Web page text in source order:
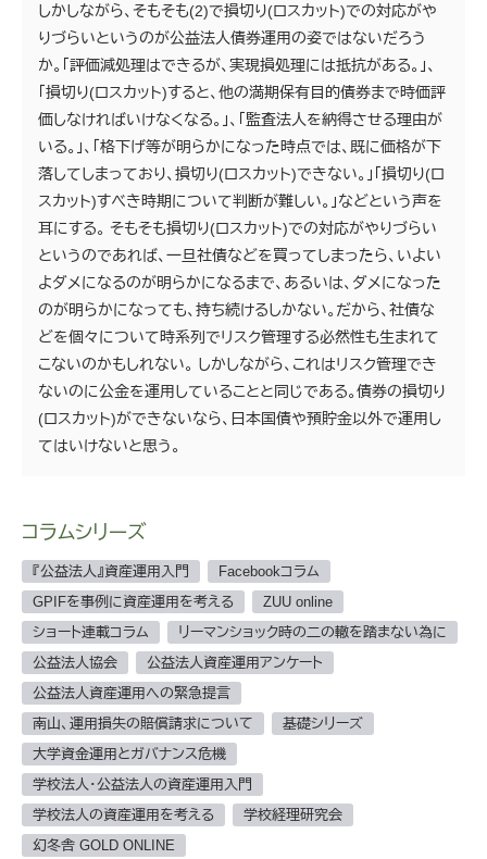
しかしながら、そもそも(2)で損切り(ロスカット)での対応がや
りづらいというのが公益法人債券運用の姿ではないだろう
か。「評価減処理はできるが、実現損処理には抵抗がある。」、
「損切り(ロスカット)すると、他の満期保有目的債券まで時価評
価しなければいけなくなる。」、「監査法人を納得させる理由が
いる。」、「格下げ等が明らかになった時点では、既に価格が下
落してしまっており、損切り(ロスカット)できない。」「損切り(ロ
スカット)すべき時期について判断が難しい。」などという声を
耳にする。 そもそも損切り(ロスカット)での対応がやりづらい
というのであれば、一旦社債などを買ってしまったら、いよい
よダメになるのが明らかになるまで、あるいは、ダメになった
のが明らかになっても、持ち続けるしかない。だから、社債な
どを個々について時系列でリスク管理する必然性も生まれて
こないのかもしれない。 しかしながら、これはリスク管理でき
ないのに公金を運用していることと同じである。債券の損切り
(ロスカット)ができないなら、日本国債や預貯金以外で運用し
てはいけないと思う。
コラムシリーズ
『公益法人』資産運用入門
Facebookコラム
GPIFを事例に資産運用を考える
ZUU online
ショート連載コラム
リーマンショック時の二の轍を踏まない為に
公益法人協会
公益法人資産運用アンケート
公益法人資産運用への緊急提言
南山、運用損失の賠償請求について
基礎シリーズ
大学資金運用とガバナンス危機
学校法人・公益法人の資産運用入門
学校法人の資産運用を考える
学校経理研究会
幻冬舎 GOLD ONLINE